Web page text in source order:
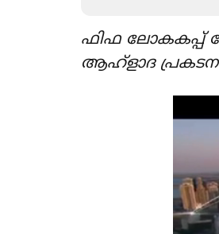
ഫിഫ ലോകകപ്പ്
ആഹ്ളാദ